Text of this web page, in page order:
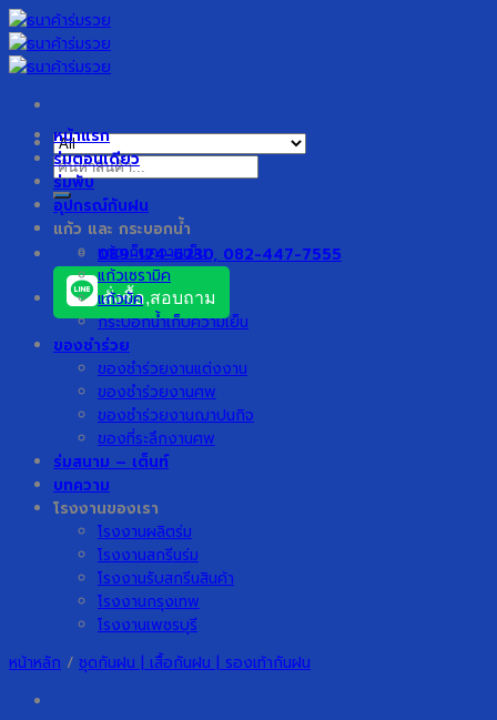
Skip
to
content
ค้นหา:
089-124-6230, 082-447-7555
สั่งซื้อ,สอบถาม
หน้าแรก
ร่มตอนเดียว
ร่มพับ
อุปกรณ์กันฝน
แก้ว และ กระบอกน้ำ
แก้วเก็บความเย็น
แก้วเซรามิค
แก้วมัค
กระบอกน้ำเก็บความเย็น
ของชำร่วย
ของชำร่วยงานแต่งงาน
ของชำร่วยงานศพ
ของชำร่วยงานฌาปนกิจ
ของที่ระลึกงานศพ
ร่มสนาม – เต็นท์
บทความ
โรงงานของเรา
โรงงานผลิตร่ม
โรงงานสกรีนร่ม
โรงงานรับสกรีนสินค้า
โรงงานกรุงเทพ
โรงงานเพชรบุรี
หน้าหลัก / ชุดกันฝน | เสื้อกันฝน | รองเท้ากันฝน